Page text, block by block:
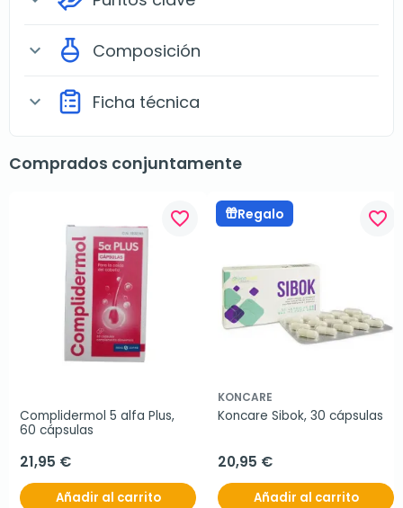
expand_more Composición
expand_more Ficha técnica
Comprados conjuntamente
favorite_border
Complidermol 5 alfa Plus,
60 cápsulas
21,95 €
Añadir al carrito
Regalo favorite_border
KONCARE
Koncare Sibok, 30 cápsulas
20,95 €
Añadir al carrito